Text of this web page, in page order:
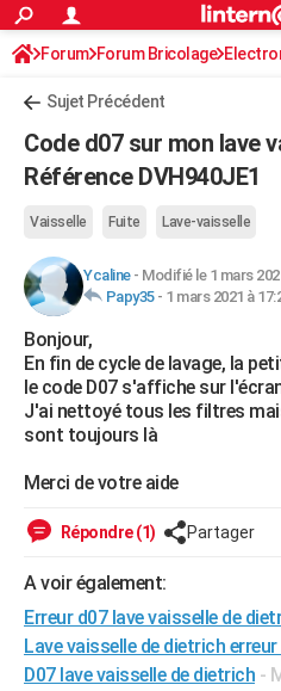
ACTUALITÉS
Politique
Société
Faits Divers
Education
Monde
Villes
+
Programme TV
TNTStreaming
Cinéma
Sorties cinéma
Musique
+FINANCE
Retraite
Impôts
Epargne
Immobilier
Risques naturels par ville
Banque
Assurance
Crédit
AUTO
Essais
Réserver un essai
Citadines
Berlines
SUV
Forum auto
HIGH-TECH
Mobiles
Meilleur smartphone
Internet
Ordinateurs
Jeux vidéo
Guide high-tech
BRICOLAGE
Forum
Aménagement intérieur
Extérieur
Cuisine
Salle de bains
Jardinage
Rangement
WEEK-END
Guides de France
Escapades
Patrimoine
Expositions
Musées
Week-end nature
+LIFESTYLE
VOYAGE
GUIDES D'ACHAT
BONS PLANS
Forum Forum Bricolage
Sujet Précédent
Code d07 sur mon lave
Référence DVH940JE1
Vaisselle Fuite Lave-vaisselle
Ycaline- Modifié le 1 mars
Papy35- 1 mars 2021 à
Bonjour,
En fin de cycle de lavage, la
le code D07 s'affiche sur
J'ai nettoyé tous les filtres
sont toujours là
Merci de votre aide
Répondre (1) Partager
A voir également:
Erreur d07 lave vaisselle de
Lave vaisselle de dietrich erreur
D07 lave vaisselle de dietrich -